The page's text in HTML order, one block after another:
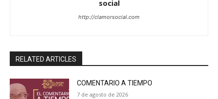
social
http://clamorsocial.com
RELATED ARTICLES
COMENTARIO A TIEMPO
7 de agosto de 2026